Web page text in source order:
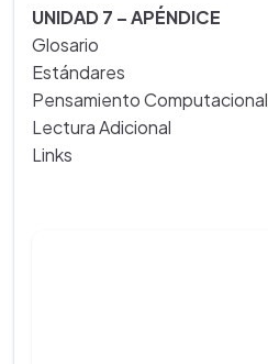
UNIDAD 7 – APÉNDICE
Glosario
Estándares
Pensamiento Computacional
Lectura Adicional
Links